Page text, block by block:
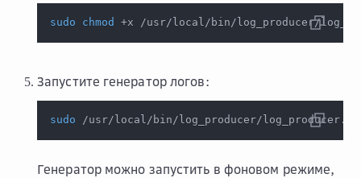
sudo chmod +x /usr/local/bin/log_producer/
Запустите генератор логов:
sudo /usr/local/bin/log_producer/log_producer.sh
Генератор можно запустить в фоновом режиме,